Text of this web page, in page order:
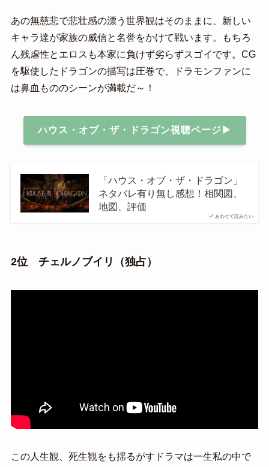
あの無慈悲で悲壮感の漂う世界観はそのままに、新しい
キャラ達が家族の威信と名誉をかけて戦います。もちろ
ん残虐性とエロスも本家に負けず劣らずスゴイです。CG
を駆使したドラゴンの描写は圧巻で、ドラモンファンに
は鼻血もののシーンが満載だ～！
ハウス・オブ・ザ・ドラゴン視聴ページ▶
あわせて読みたい
「ハウス・オブ・ザ・ドラゴン」
ネタバレ有り無し感想！相関図、
地図、評価
2位 チェルノブイリ（独占）
この人生観、死生観をも揺るがすドラマは一生私の中で